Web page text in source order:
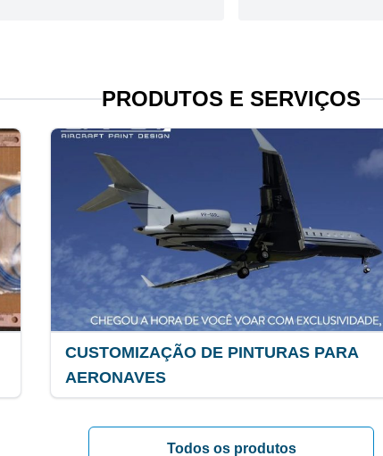
PRODUTOS E SERVIÇOS
CUSTOMIZAÇÃO DE PINTURAS PARA
AERONAVES
Todos os produtos